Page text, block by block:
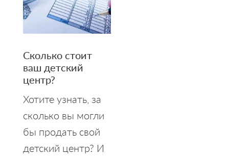
Сколько стоит
ваш детский
центр?
Хотите узнать, за
сколько вы могли
бы продать свой
детский центр? И